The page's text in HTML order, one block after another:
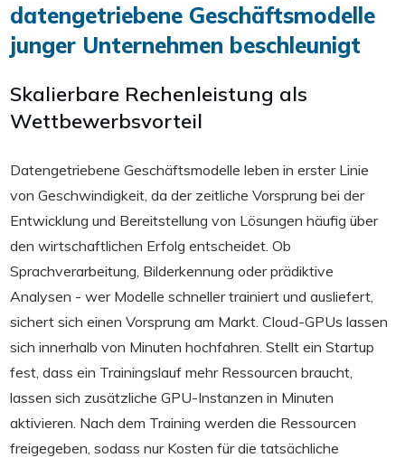
datengetriebene Geschäftsmodelle
junger Unternehmen beschleunigt
Skalierbare Rechenleistung als
Wettbewerbsvorteil
Datengetriebene Geschäftsmodelle leben in erster Linie
von Geschwindigkeit, da der zeitliche Vorsprung bei der
Entwicklung und Bereitstellung von Lösungen häufig über
den wirtschaftlichen Erfolg entscheidet. Ob
Sprachverarbeitung, Bilderkennung oder prädiktive
Analysen - wer Modelle schneller trainiert und ausliefert,
sichert sich einen Vorsprung am Markt. Cloud-GPUs lassen
sich innerhalb von Minuten hochfahren. Stellt ein Startup
fest, dass ein Trainingslauf mehr Ressourcen braucht,
lassen sich zusätzliche GPU-Instanzen in Minuten
aktivieren. Nach dem Training werden die Ressourcen
freigegeben, sodass nur Kosten für die tatsächliche